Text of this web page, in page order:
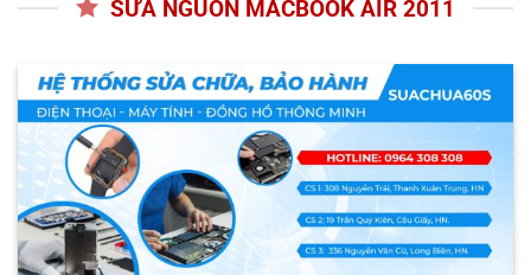
SỬA NGUỒN MACBOOK AIR 2011